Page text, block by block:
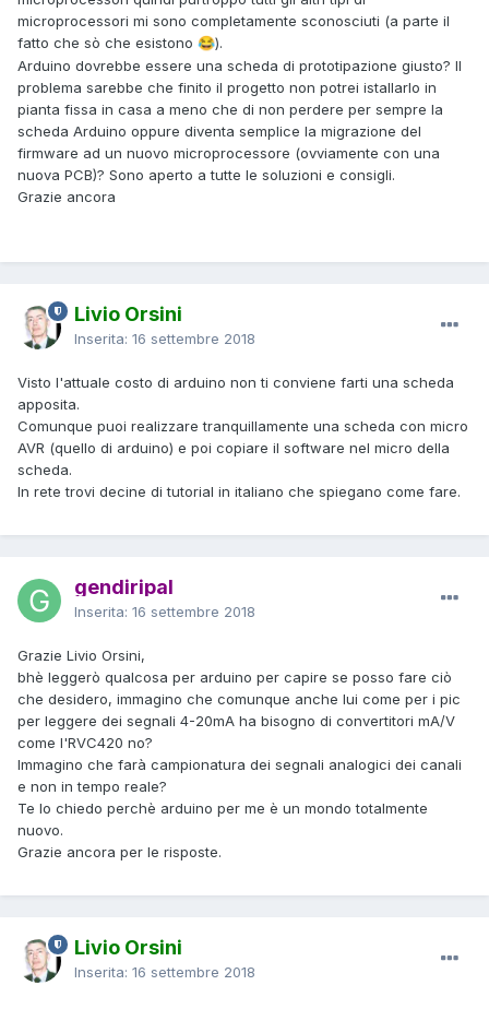
microprocessori mi sono completamente sconosciuti (a parte il
fatto che sò che esistono 😂).
Arduino dovrebbe essere una scheda di prototipazione giusto? Il
problema sarebbe che finito il progetto non potrei istallarlo in
pianta fissa in casa a meno che di non perdere per sempre la
scheda Arduino oppure diventa semplice la migrazione del
firmware ad un nuovo microprocessore (ovviamente con una
nuova PCB)? Sono aperto a tutte le soluzioni e consigli.
Grazie ancora
Livio Orsini
Inserita: 16 settembre 2018
Visto l'attuale costo di arduino non ti conviene farti una scheda
apposita.
Comunque puoi realizzare tranquillamente una scheda con micro
AVR (quello di arduino) e poi copiare il software nel micro della
scheda.
In rete trovi decine di tutorial in italiano che spiegano come fare.
gendiripal
Inserita: 16 settembre 2018
Grazie Livio Orsini,
bhè leggerò qualcosa per arduino per capire se posso fare ciò
che desidero, immagino che comunque anche lui come per i pic
per leggere dei segnali 4-20mA ha bisogno di convertitori mA/V
come l'RVC420 no?
Immagino che farà campionatura dei segnali analogici dei canali
e non in tempo reale?
Te lo chiedo perchè arduino per me è un mondo totalmente
nuovo.
Grazie ancora per le risposte.
Livio Orsini
Inserita: 16 settembre 2018